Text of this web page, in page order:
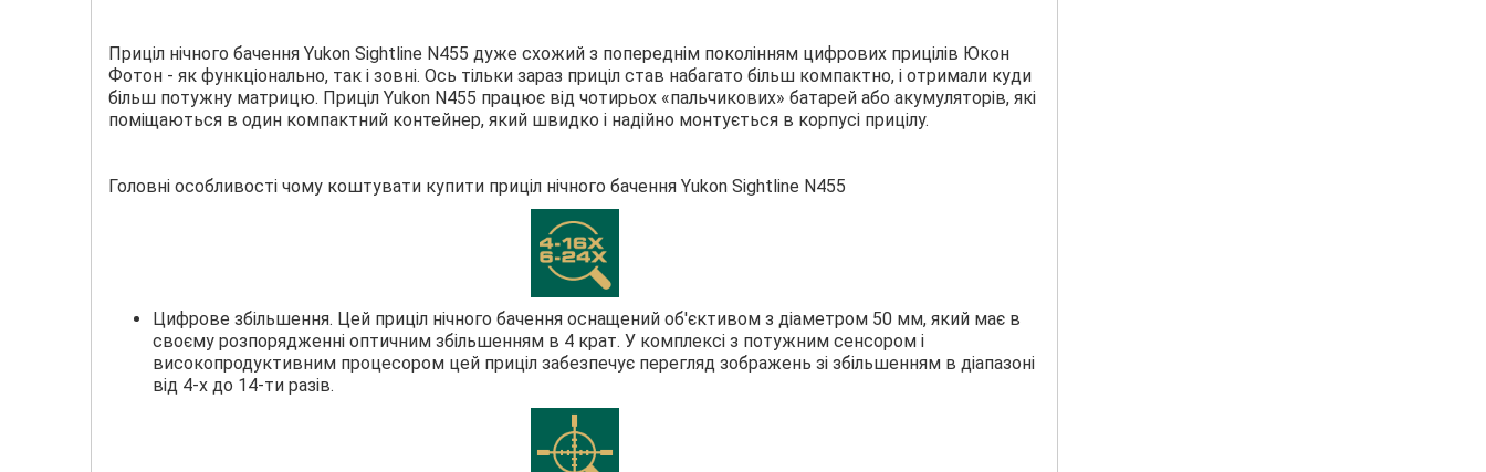
Приціл нічного бачення Yukon Sightline N455 дуже схожий з попереднім поколінням цифрових прицілів Юкон
Фотон - як функціонально, так і зовні. Ось тільки зараз приціл став набагато більш компактно, і отримали куди
більш потужну матрицю. Приціл Yukon N455 працює від чотирьох «пальчикових» батарей або акумуляторів, які
поміщаються в один компактний контейнер, який швидко і надійно монтується в корпусі прицілу.
Головні особливості чому коштувати купити приціл нічного бачення Yukon Sightline N455
Цифрове збільшення. Цей приціл нічного бачення оснащений об'єктивом з діаметром 50 мм, який має в
своєму розпорядженні оптичним збільшенням в 4 крат. У комплексі з потужним сенсором і
високопродуктивним процесором цей приціл забезпечує перегляд зображень зі збільшенням в діапазоні
від 4-х до 14-ти разів.